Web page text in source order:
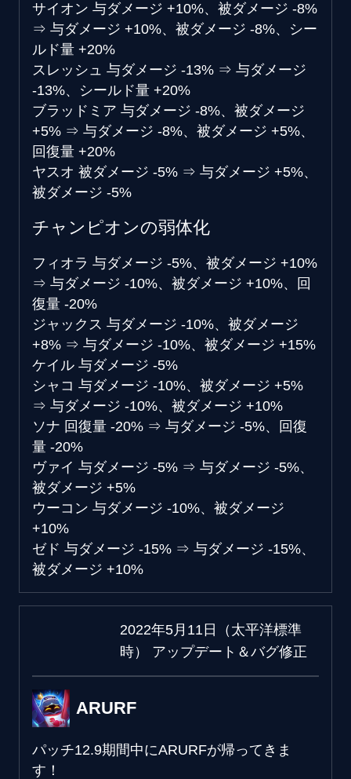
サイオン 与ダメージ +10%、被ダメージ -8%
⇒ 与ダメージ +10%、被ダメージ -8%、シー
ルド量 +20%
スレッシュ 与ダメージ -13% ⇒ 与ダメージ
-13%、シールド量 +20%
ブラッドミア 与ダメージ -8%、被ダメージ
+5% ⇒ 与ダメージ -8%、被ダメージ +5%、
回復量 +20%
ヤスオ 被ダメージ -5% ⇒ 与ダメージ +5%、
被ダメージ -5%
チャンピオンの弱体化
フィオラ 与ダメージ -5%、被ダメージ +10%
⇒ 与ダメージ -10%、被ダメージ +10%、回
復量 -20%
ジャックス 与ダメージ -10%、被ダメージ
+8% ⇒ 与ダメージ -10%、被ダメージ +15%
ケイル 与ダメージ -5%
シャコ 与ダメージ -10%、被ダメージ +5%
⇒ 与ダメージ -10%、被ダメージ +10%
ソナ 回復量 -20% ⇒ 与ダメージ -5%、回復
量 -20%
ヴァイ 与ダメージ -5% ⇒ 与ダメージ -5%、
被ダメージ +5%
ウーコン 与ダメージ -10%、被ダメージ
+10%
ゼド 与ダメージ -15% ⇒ 与ダメージ -15%、
被ダメージ +10%
2022年5月11日（太平洋標準
時） アップデート＆バグ修正
ARURF
パッチ12.9期間中にARURFが帰ってきま
す！